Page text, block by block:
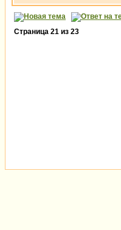
Страница 21 из 23